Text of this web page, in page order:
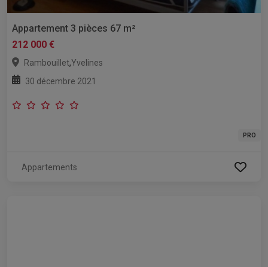
Appartement 3 pièces 67 m²
212 000 €
Rambouillet,Yvelines
30 décembre 2021
PRO
Appartements